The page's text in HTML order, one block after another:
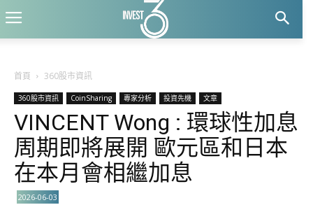
首頁 360股市資訊
360股市資訊 CoinSharing 專家分析 投資先機 文章
VINCENT Wong : 環球性加息
周期即將展開 歐元區和日本
在本月會相繼加息
2026-06-03